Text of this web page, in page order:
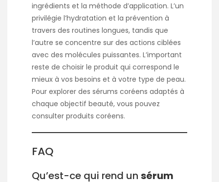
ingrédients et la méthode d’application. L’un
privilégie l’hydratation et la prévention à
travers des routines longues, tandis que
l’autre se concentre sur des actions ciblées
avec des molécules puissantes. L’important
reste de choisir le produit qui correspond le
mieux à vos besoins et à votre type de peau.
Pour explorer des sérums coréens adaptés à
chaque objectif beauté, vous pouvez
consulter produits coréens.
FAQ
Qu’est-ce qui rend un sérum